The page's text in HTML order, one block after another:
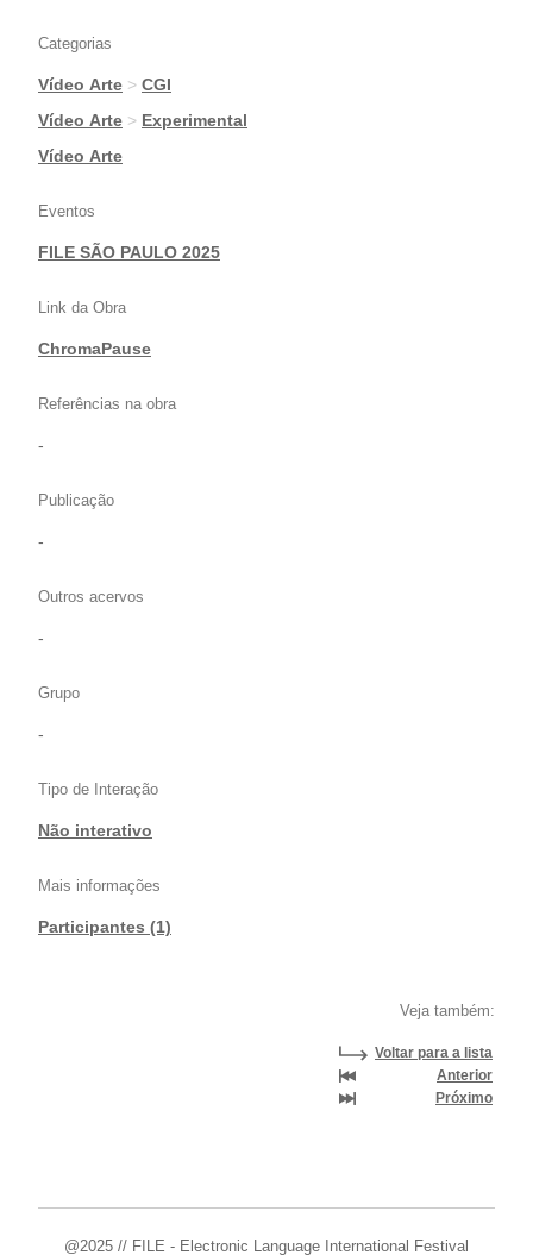
Categorias
Vídeo Arte > CGI
|Vídeo Arte > Experimental
|Vídeo Arte
Eventos
FILE SÃO PAULO 2025
Link da Obra
ChromaPause
Referências na obra
-
Publicação
-
Outros acervos
-
Grupo
-
Tipo de Interação
Não interativo
Mais informações
Participantes (1)
Veja também:
Voltar para a lista
Anterior
Próximo
@2025 // FILE - Electronic Language International Festival